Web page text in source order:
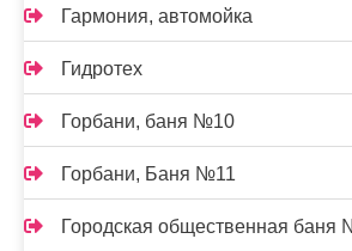
Гармония, автомойка
Гидротех
Горбани, баня №10
Горбани, Баня №11
Городская общественная